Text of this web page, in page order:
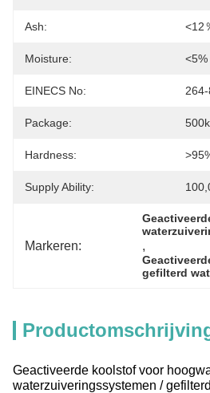
Ash: <12
Moisture: <5%
EINECS No:
Package:
Hardness:
Supply Ability:
Markeren: ,
gefilterd
Geactiveerde koolstof voor
waterzuiveringssystemen /